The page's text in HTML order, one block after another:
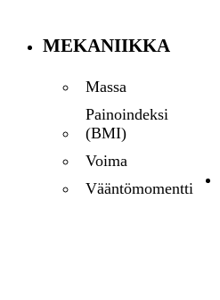
MEKANIIKKA
Massa
Painoindeksi
(BMI)
Voima
Vääntömomentti